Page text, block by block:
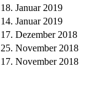
18. Januar 2019
14. Januar 2019
17. Dezember 2018
25. November 2018
17. November 2018